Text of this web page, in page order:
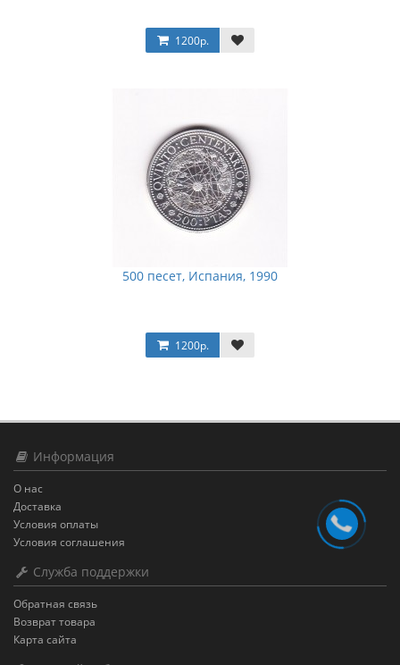
1200р.
500 песет, Испания, 1990
1200р.
Информация
О нас
Доставка
Условия оплаты
Условия соглашения
Служба поддержки
Обратная связь
Возврат товара
Карта сайта